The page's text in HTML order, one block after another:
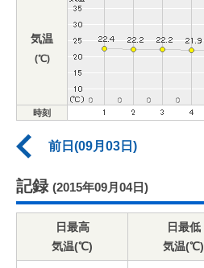
気温
(℃)
時刻
前日(09月03日)
記録 (2015年09月04日)
日最高
気温(℃)
日最低
気温(℃)